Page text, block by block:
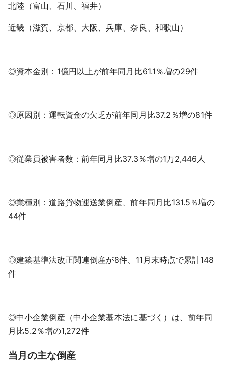
北陸（富山、石川、福井）
近畿（滋賀、京都、大阪、兵庫、奈良、和歌山）
◎資本金別：1億円以上が前年同月比61.1％増の29件
◎原因別：運転資金の欠乏が前年同月比37.2％増の81件
◎従業員被害者数：前年同月比37.3％増の1万2,446人
◎業種別：道路貨物運送業倒産、前年同月比131.5％増の
44件
◎建築基準法改正関連倒産が8件、11月末時点で累計148
件
◎中小企業倒産（中小企業基本法に基づく）は、前年同
月比5.2％増の1,272件
当月の主な倒産